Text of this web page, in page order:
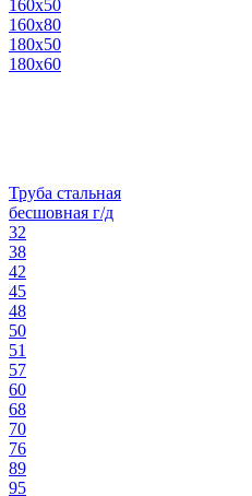
160х50
160х80
180х50
180х60
Труба стальная
бесшовная г/д
32
38
42
45
48
50
51
57
60
68
70
76
89
95